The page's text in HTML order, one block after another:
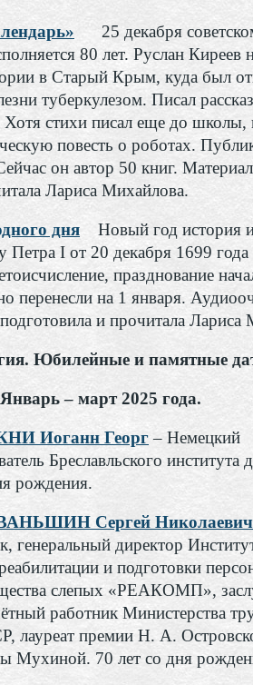
25 декабря
80 лет. Руслан Киреев
в Старый Крым, куда был
туберкулезом. Писал
стихи писал еще до школы,
повесть о роботах.
он автор 50 книг. Материал
Лариса Михайлова.
дня
Новый год история
Петра I от 20 декабря 1699 года
празднование
перенесли на 1 января.
и прочитала Лариса
Юбилейные и памятные
Январь – март 2025 года.
Иоганн Георг– Немецкий
Бреславльского института
рождения.
ВАНЬШИН Сергей Николаевич
генеральный директор
и подготовки
слепых «РЕАКОМП»,
работник Министерства
лауреат премии Н. А.
Мухиной. 70 лет со дня